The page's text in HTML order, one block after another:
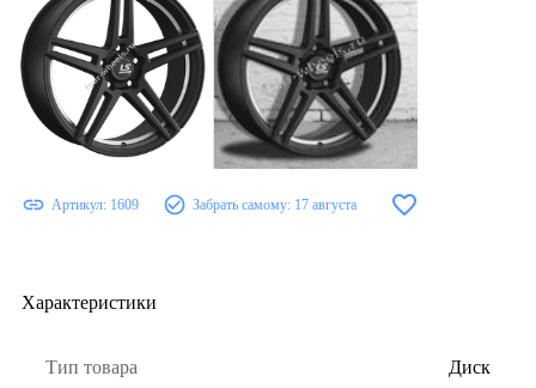
Артикул: 1609 Забрать самому: 17 августа
Характеристики
Тип товара Диск